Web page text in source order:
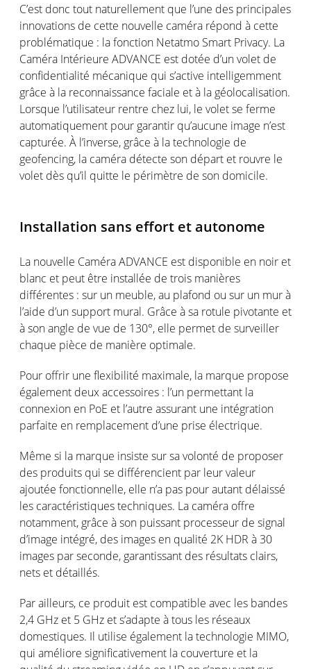
C’est donc tout naturellement que l’une des principales
innovations de cette nouvelle caméra répond à cette
problématique : la fonction Netatmo Smart Privacy. La
Caméra Intérieure ADVANCE est dotée d’un volet de
confidentialité mécanique qui s’active intelligemment
grâce à la reconnaissance faciale et à la géolocalisation.
Lorsque l’utilisateur rentre chez lui, le volet se ferme
automatiquement pour garantir qu’aucune image n’est
capturée. À l’inverse, grâce à la technologie de
geofencing, la caméra détecte son départ et rouvre le
volet dès qu’il quitte le périmètre de son domicile.
Installation sans effort et autonome
La nouvelle Caméra ADVANCE est disponible en noir et
blanc et peut être installée de trois manières
différentes : sur un meuble, au plafond ou sur un mur à
l’aide d’un support mural. Grâce à sa rotule pivotante et
à son angle de vue de 130°, elle permet de surveiller
chaque pièce de manière optimale.
Pour offrir une flexibilité maximale, la marque propose
également deux accessoires : l’un permettant la
connexion en PoE et l’autre assurant une intégration
parfaite en remplacement d’une prise électrique.
Même si la marque insiste sur sa volonté de proposer
des produits qui se différencient par leur valeur
ajoutée fonctionnelle, elle n’a pas pour autant délaissé
les caractéristiques techniques. La caméra offre
notamment, grâce à son puissant processeur de signal
d’image intégré, des images en qualité 2K HDR à 30
images par seconde, garantissant des résultats clairs,
nets et détaillés.
Par ailleurs, ce produit est compatible avec les bandes
2,4 GHz et 5 GHz et s’adapte à tous les réseaux
domestiques. Il utilise également la technologie MIMO,
qui améliore significativement la couverture et la